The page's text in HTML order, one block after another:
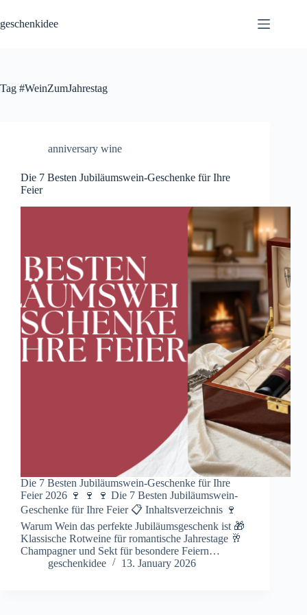
content
geschenkidee
Tag #WeinZumJahrestag
anniversary wine
Die 7 Besten Jubiläumswein-Geschenke für Ihre
Feier
Die 7 Besten Jubiläumswein-Geschenke für Ihre
Feier 2026 🍷 🍷 🍷 Die 7 Besten Jubiläumswein-
Geschenke für Ihre Feier 📋 Inhaltsverzeichnis 🍷
Warum Wein das perfekte Jubiläumsgeschenk ist 🎁
Klassische Rotweine für romantische Jahrestage 🥂
Champagner und Sekt für besondere Feiern…
geschenkidee
13. January 2026